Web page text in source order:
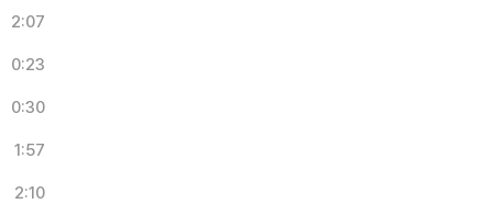
2:07
0:23
0:30
1:57
2:10